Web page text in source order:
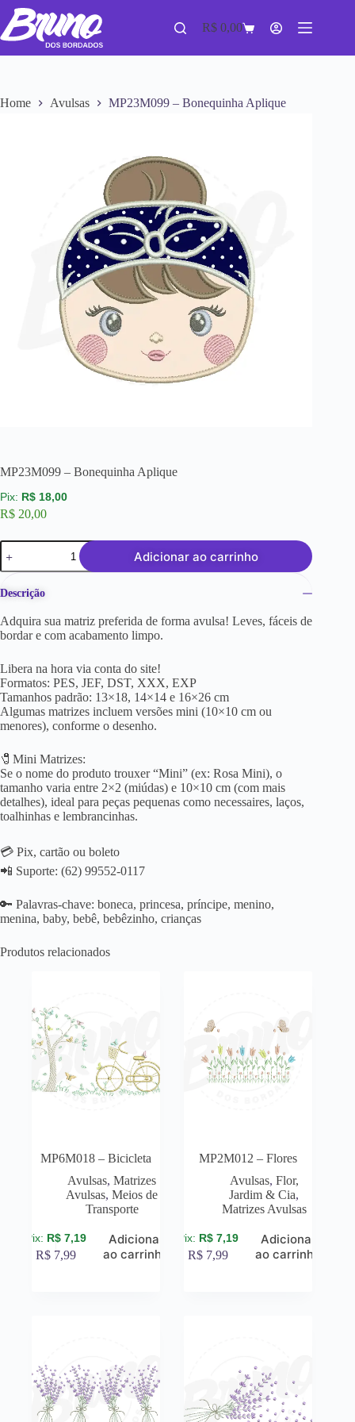
R$ 0,00
Home Avulsas MP23M099 – Bonequinha Aplique
MP23M099 – Bonequinha Aplique
R$ 18,00
R$ 20,00
Adicionar ao carrinho
Descrição
Adquira sua matriz preferida de forma avulsa! Leves, fáceis de
bordar e com acabamento limpo.
Libera na hora via conta do site!
Formatos: PES, JEF, DST, XXX, EXP
Tamanhos padrão: 13×18, 14×14 e 16×26 cm
Algumas matrizes incluem versões mini (10×10 cm ou
menores), conforme o desenho.
🧷Mini Matrizes:
Se o nome do produto trouxer “Mini” (ex: Rosa Mini), o
tamanho varia entre 2×2 (miúdas) e 10×10 cm (com mais
detalhes), ideal para peças pequenas como necessaires, laços,
toalhinhas e lembrancinhas.
💳 Pix, cartão ou boleto
📲 Suporte: (62) 99552-0117
🔑 Palavras-chave: boneca, princesa, príncipe, menino,
menina, baby, bebê, bebêzinho, crianças
Produtos relacionados
MP6M018 – Bicicleta
Avulsas,Matrizes
Avulsas,Meios de
Transporte
R$ 7,19
R$ 7,99
Adicionar
ao carrinho
MP2M012 – Flores
Avulsas, Flor,
Jardim & Cia,
Matrizes Avulsas
R$ 7,19
R$ 7,99
Adicionar
ao carrinho